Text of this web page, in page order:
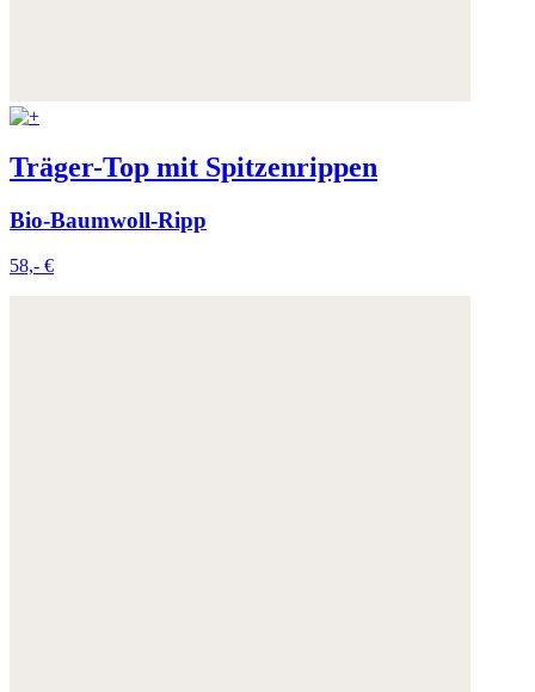
Träger-Top mit Spitzenrippen
Bio-Baumwoll-Ripp
58,- €